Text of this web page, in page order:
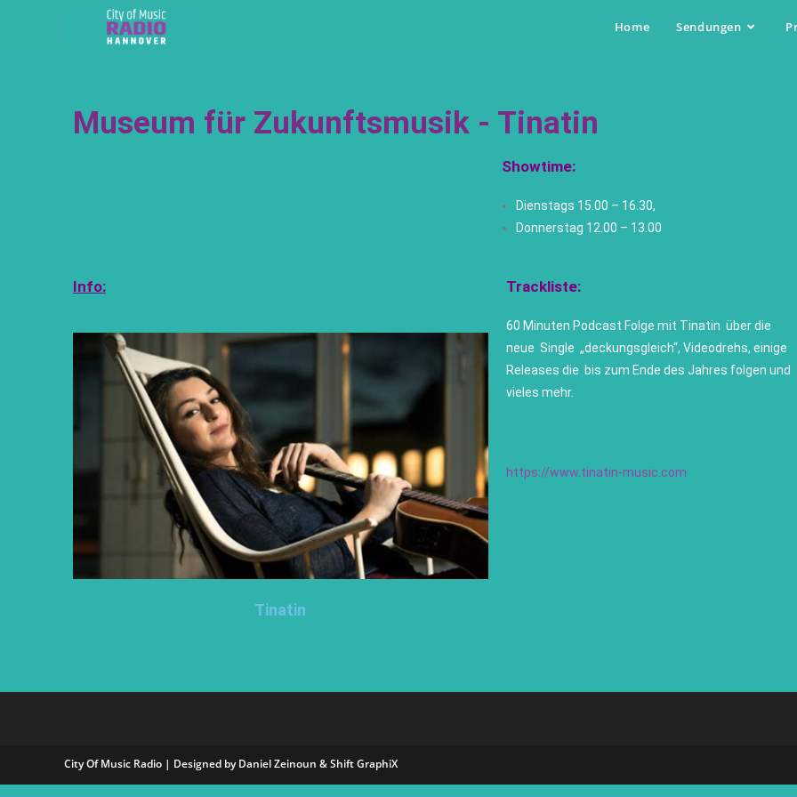
Home Sendungen
Museum für Zukunftsmusik - Tinatin
Showtime:
Dienstags 15.00 – 16.30,
Donnerstag 12.00 – 13.00
Info:
Tinatin
Trackliste:
60 Minuten Podcast Folge mit Tinatin über die
neue Single „deckungsgleich“, Videodrehs, einige
Releases die bis zum Ende des Jahres folgen und
vieles mehr.
https://www.tinatin-music.com
City Of Music Radio | Designed by Daniel Zeinoun &Shift GraphiX